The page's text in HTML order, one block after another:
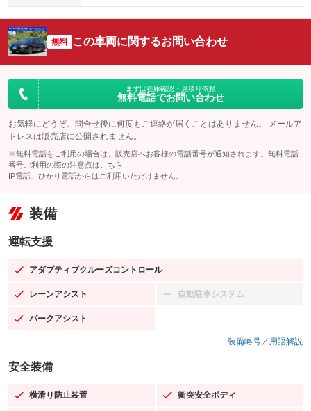
無料 この車両に関するお問い合わせ
まずは在庫確認・見積り依頼
無料電話でお問い合わせ
お気軽にどうぞ。問合せ後に何度もご連絡が届くことはありません。 メールア
ドレスは販売店に公開されません。
※無料電話をご利用の場合は、販売店へお客様の電話番号が通知されます。無料電話
番号ご利用の際の注意点は こちら
IP電話、ひかり電話からはご利用いただけません。
装備
運転支援
アダプティブクルーズコントロール
：装備あり
レーンアシスト
：装備あり 自動駐車システム
：装備なし
パークアシスト
：装備あり
装備略号／用語解説
安全装備
横滑り防止装置
：装備あり 衝突安全ボディ
：装備あり